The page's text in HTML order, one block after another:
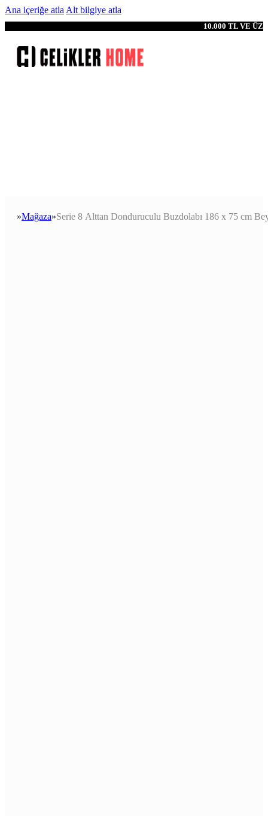
Ana içeriğe atla Alt bilgiye atla
10.000 TL VE
Anasayfa
Mağaza Serie 8 Alttan Donduruculu Buzdolabı 186 x 75 cm